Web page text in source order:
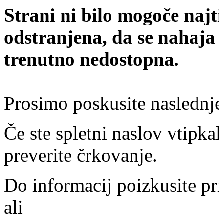
Strani ni bilo mogoče
odstranjena, da se
trenutno nedostopna.
Prosimo poskusite
Če ste spletni naslov
preverite črkovanje.
Do informacij poizkusite
ali